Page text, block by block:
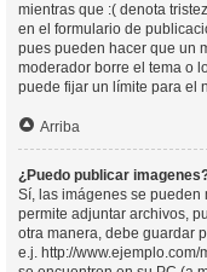
mientras que :( denota
en el formulario de
pues pueden hacer que un
moderador borre el tema o
puede fijar un límite para el
Arriba
¿Puedo publicar
Sí, las imágenes se pueden
permite adjuntar archivos,
otra manera, debe guardar
e.j. http://